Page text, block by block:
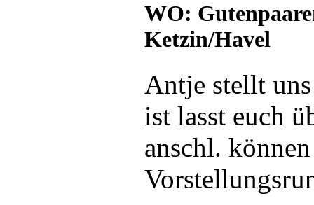
WO:
Ketzin/Havel
Antje stellt
ist lasst euch
anschl.